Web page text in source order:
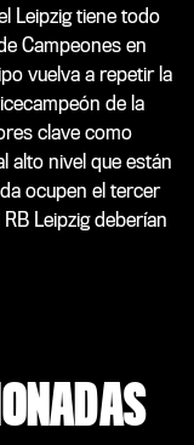
Leipzig tiene todo
Campeones en
vuelva a repetir la
de la
clave como
alto nivel que están
ocupen el tercer
Leipzig deberían